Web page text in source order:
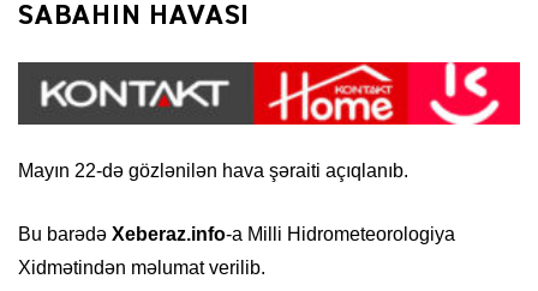
SABAHIN HAVASI
Mayın 22-də gözlənilən hava şəraiti açıqlanıb.
Bu barədə Xeberaz.info-a Milli Hidrometeorologiya
Xidmətindən məlumat verilib.